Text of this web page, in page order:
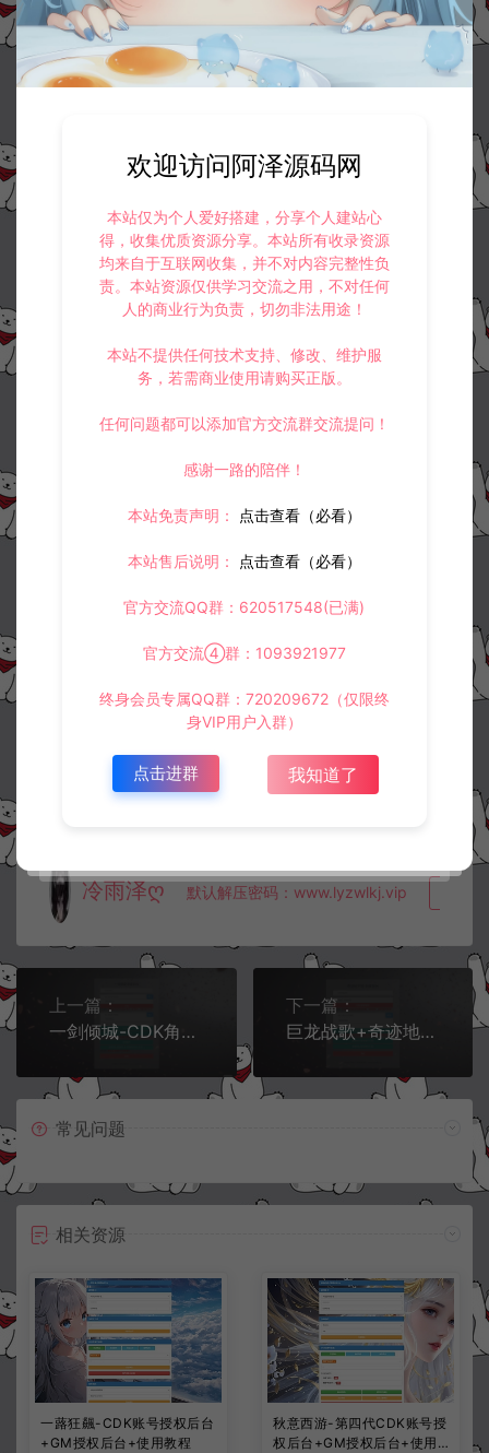
资源下载
此资源下载价格为 50 星钻，请先 登录
收藏 (0) 打赏 点赞 (
本站资源售价只是赞助，收取费用仅维持本站的日常运营所需。
将会第一时间解决！
业用途，请大家不要用于商用！
侵权联系邮箱：32838727@qq.com
阿泽源码网 定制后台 热血Q传-CDK游戏账号+角色名授权后台
冷雨泽ღ 默认解压密码：www.lyzwlkj.vip
上一篇：
一剑倾城-CDK角色名+角色ID授权后台+GM授权后台+使用教程
下一篇：
巨龙战歌+奇迹地下城通配-CDK角色授权后台+GM授权后台+使用教程
常见问题
相关资源
一蕗狂飆-CDK账号授权后台
+GM授权后台+使用教程
秋意西游-第四代CDK账号授
权后台+GM授权后台+使用
欢迎访问阿泽源码网
本站仅为个人爱好搭建，分享个人建站心
得，收集优质资源分享。本站所有收录资源
均来自于互联网收集，并不对内容完整性负
责。本站资源仅供学习交流之用，不对任何
人的商业行为负责，切勿非法用途！
本站不提供任何技术支持、修改、维护服
务，若需商业使用请购买正版。
任何问题都可以添加官方交流群交流提问！
感谢一路的陪伴！
本站免责声明： 点击查看（必看）
本站售后说明： 点击查看（必看）
官方交流QQ群：620517548(已满)
官方交流④群：1093921977
终身会员专属QQ群：720209672（仅限终
身VIP用户入群）
点击进群 我知道了